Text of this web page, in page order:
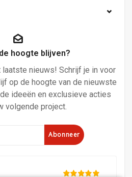
hoogte blijven?
nieuws! Schrijf je in voor
op de hoogte van de nieuwste
ideeën en exclusieve acties
volgende project.
Abonneer